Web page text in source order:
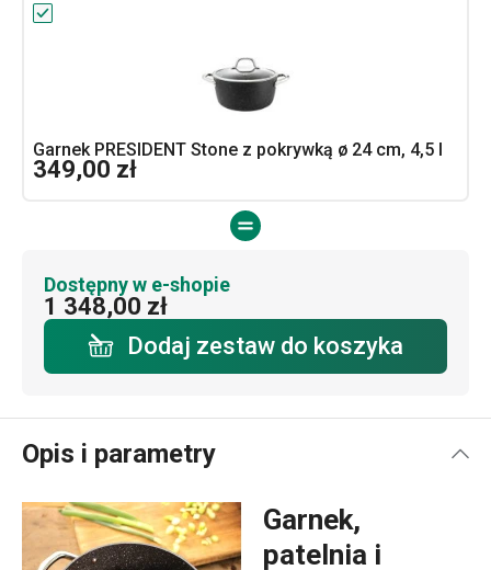
Garnek PRESIDENT Stone z pokrywką ø 24 cm, 4,5 l
349,00 zł
Dostępny w e-shopie
1 348,00 zł
Dodaj zestaw do koszyka
Opis i parametry
Garnek,
patelnia i